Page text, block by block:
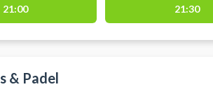
21:00 21:30
& Padel